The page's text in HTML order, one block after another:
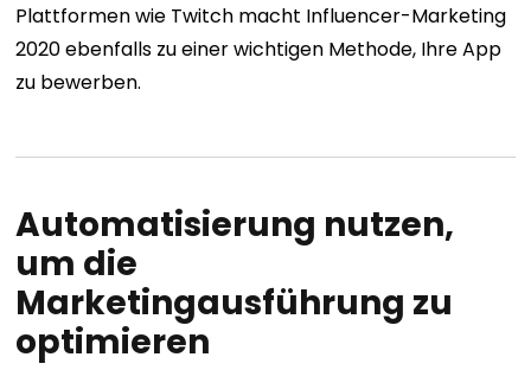
Plattformen wie Twitch macht Influencer-Marketing
2020 ebenfalls zu einer wichtigen Methode, Ihre App
zu bewerben.
Automatisierung nutzen,
um die
Marketingausführung zu
optimieren